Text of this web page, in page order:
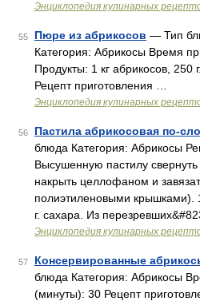
Энциклопедия кулинарных
55 Пюре из абрикосов — Тип
Категория: Абрикосы Время
Продукты: 1 кг абрикосов, 250
Рецепт приготовления …
Энциклопедия кулинарных
56 Пастила абрикосовая по-
блюда Категория: Абрикосы
Высушенную пастилу
накрыть целлофаном и
полиэтиленовыми крышками).
г. сахара. Из
Энциклопедия кулинарных
57 Консервированные
блюда Категория: Абрикосы
(минуты): 30 Рецепт